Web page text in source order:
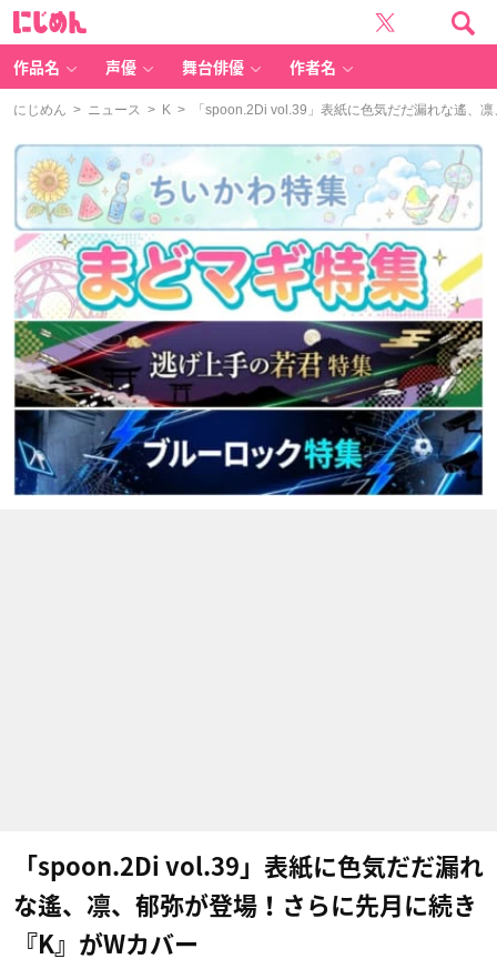
作品名 声優 舞台俳優 作者名
にじめん > ニュース > K > 「spoon.2Di vol.39」表紙に色気だだ漏れな遙、
「spoon.2Di vol.39」表紙に色気だだ漏れ
な遙、凛、郁弥が登場！さらに先月に続き
『K』がWカバー